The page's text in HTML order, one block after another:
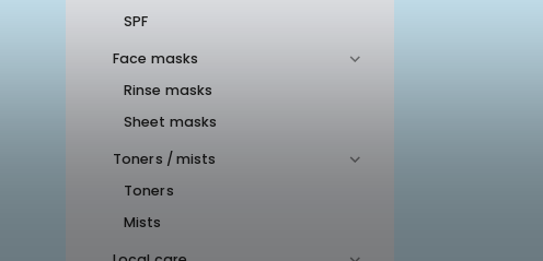
SPF
Face masks
Rinse masks
Sheet masks
Toners / mists
Toners
Mists